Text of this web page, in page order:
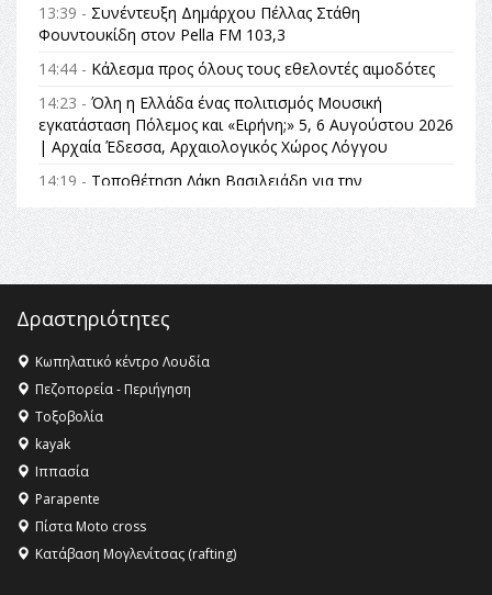
13:39 - Συνέντευξη Δημάρχου Πέλλας Στάθη
Φουντουκίδη στον Pella FM 103,3
14:44 - Κάλεσμα προς όλους τους εθελοντές αιμοδότες
14:23 - Όλη η Ελλάδα ένας πολιτισμός Μουσική
εγκατάσταση Πόλεμος και «Ειρήνη;» 5, 6 Αυγούστου 2026
| Αρχαία Έδεσσα, Αρχαιολογικός Χώρος Λόγγου
14:19 - Τοποθέτηση Λάκη Βασιλειάδη για την
Αναθεώρηση του Συντάγματος: «Σε τέτοιες κορυφαίες
θεσμικές διαδικασίες υπάρχει μόνο η ευθύνη απέναντι
στις επόμενες γενιές»
16:35 -Το πρόγραμμα του ΠΑΟΚ στον δεύτερο γύρο του
16:27 - Όλυμπος: Εντάχθηκε στον Κατάλογο Παγκόσμιας
Κληρονομιάς της UNESCO – Ομόφωνη η απόφαση Ο
Όλυμπος αναγνωρίστηκε ως φυσικό και πολιτιστικό
αγαθό εξέχουσας οικουμενικής αξίας για την
ανθρωπότητα
16:18 -
ΣΤΗΝ ΕΔΕΣΣΑ
Δραστηριότητες
Κωπηλατικό κέντρο Λουδία
Πεζοπορεία - Περιήγηση
Τοξοβολία
kayak
Ιππασία
Parapente
Πίστα Moto cross
Κατάβαση Μογλενίτσας (rafting)